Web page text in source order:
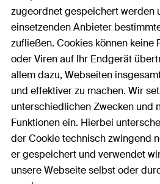
zugeordnet gespeichert werden
einsetzenden Anbieter
zufließen. Cookies können keine
oder Viren auf Ihr Endgerät
allem dazu, Webseiten
und effektiver zu machen. Wir
unterschiedlichen Zwecken und
Funktionen ein. Hierbei
der Cookie technisch zwingend
er gespeichert und verwendet
unsere Webseite selbst oder